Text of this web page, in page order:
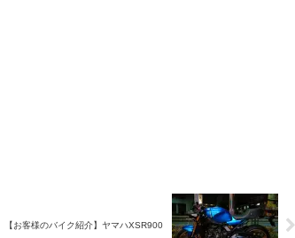
【お客様のバイク紹介】ヤマハXSR900